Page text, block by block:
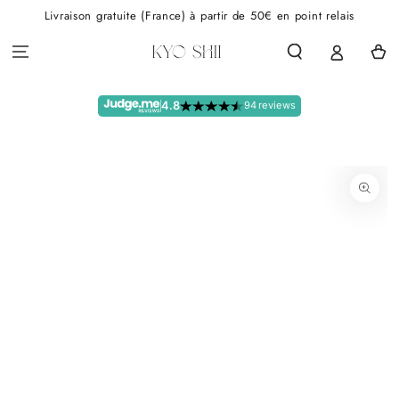
IGNORER LE
CONTENU
Livraison gratuite (France) à partir de 50€ en point relais
Panier
4.8 94 reviews